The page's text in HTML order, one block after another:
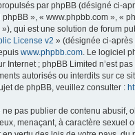
par phpBB (désigné ci-
», « www.phpbb.com », «
qui est une solution de forum
License v2 » (désignée ci-après
www.phpbb.com. Le logiciel
Internet ; phpBB Limited n’est
autorisés ou interdits sur ce
de phpBB, veuillez consulter :
ne pas publier de contenu abusif,
menaçant, à caractère sexuel